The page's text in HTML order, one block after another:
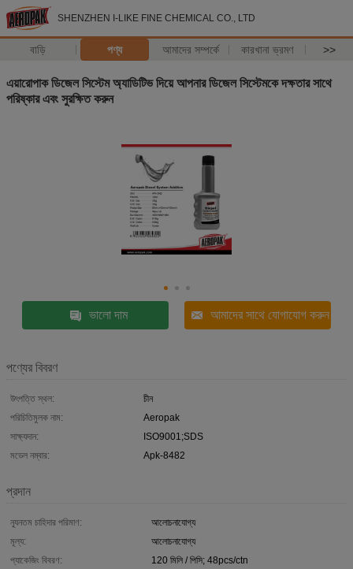
SHENZHEN I-LIKE FINE CHEMICAL CO., LTD
বাড়ি পণ্য আমাদের সম্পর্কে কারখানা ভ্রমণ >>
এয়ারোপাক ডিজেল সিস্টেম অ্যাডিটিভ দিয়ে আপনার ডিজেল সিস্টেমকে দক্ষতার সাথে
পরিষ্কার এবং সুরক্ষিত করুন
ভালো দাম আমাদের সাথে যোগাযোগ করুন
পণ্যের বিবরণ
উৎপত্তি স্থল:
চীন
পরিচিতিমুলক নাম:
Aeropak
সাক্ষ্যদান:
ISO9001;SDS
মডেল নম্বার:
Apk-8482
প্রদান
ন্যূনতম চাহিদার পরিমাণ:
আলোচনাযোগ্য
মূল্য:
আলোচনাযোগ্য
প্যাকেজিং বিবরণ:
120 মিলি / পিসি; 48pcs/ctn